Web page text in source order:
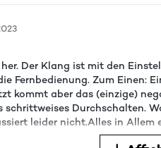
Der Klang ist mit den
Fernbedienung. Zum Einen:
kommt aber das (einzige)
Durchschalten.
leider nicht.Alles in